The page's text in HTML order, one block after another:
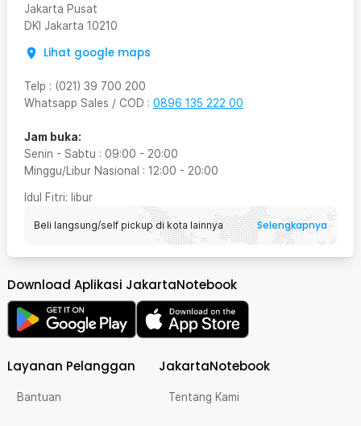
Jakarta Pusat
DKI Jakarta 10210
Lihat google maps
Telp : (021) 39 700 200
Whatsapp Sales / COD : 0896 135 222 00
Jam buka:
Senin - Sabtu : 09:00 - 20:00
Minggu/Libur Nasional : 12:00 - 20:00
Idul Fitri: libur
Beli langsung/self pickup di kota lainnya Selengkapnya
Download Aplikasi JakartaNotebook
Layanan Pelanggan
Bantuan
JakartaNotebook
Tentang Kami